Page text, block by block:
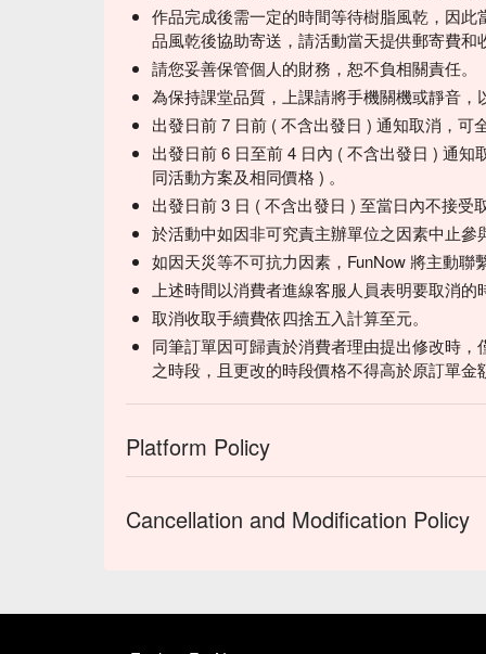
作品完成後需一定的時間等待樹脂風乾，因
品風乾後協助寄送，請活動當天提供郵寄費和
請您妥善保管個人的財務，恕不負相關責任。
為保持課堂品質，上課請將手機關機或靜音，
出發日前 7 日前 ( 不含出發日 ) 通知取消，可
出發日前 6 日至前 4 日內 ( 不含出發日 ) 通
同活動方案及相同價格 ) 。
出發日前 3 日 ( 不含出發日 ) 至當日內不接受
於活動中如因非可究責主辦單位之因素中止參
如因天災等不可抗力因素，FunNow 將主動聯
上述時間以消費者進線客服人員表明要取消的
取消收取手續費依四捨五入計算至元。
同筆訂單因可歸責於消費者理由提出修改時
之時段，且更改的時段價格不得高於原訂單金
Platform Policy
Cancellation and Modification Policy